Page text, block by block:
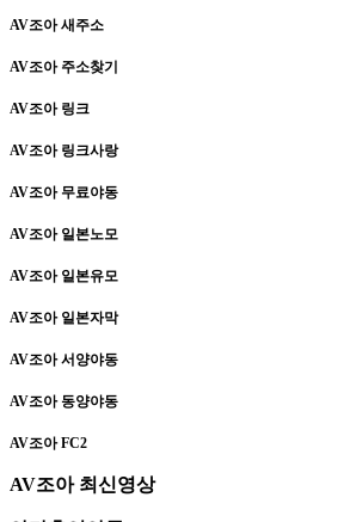
AV조아 새주소
AV조아 주소찾기
AV조아 링크
AV조아 링크사랑
AV조아 무료야동
AV조아 일본노모
AV조아 일본유모
AV조아 일본자막
AV조아 서양야동
AV조아 동양야동
AV조아 FC2
AV조아 최신영상